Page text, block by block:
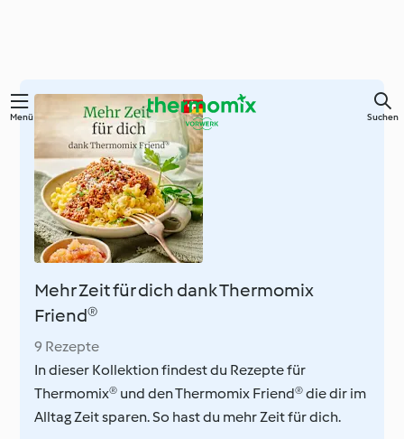
Springe
Hauptinhalt
Menü Suchen
Mehr Zeit für dich dank Thermomix
Friend®
9 Rezepte
In dieser Kollektion findest du Rezepte für
Thermomix® und den Thermomix Friend® die dir im
Alltag Zeit sparen. So hast du mehr Zeit für dich.